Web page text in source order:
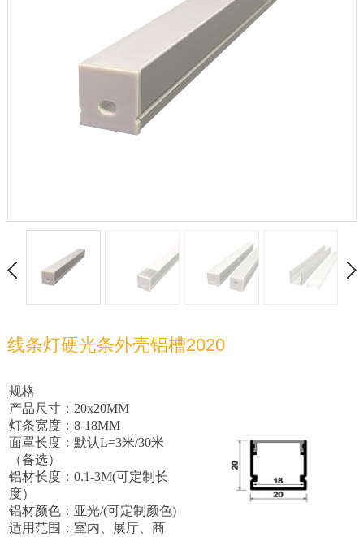
线条灯硬光条外壳铝槽2020
规格
产品尺寸：20x20MM
灯条宽度：8-18MM
面罩长度：默认L=3米/30米
（备选）
铝材长度：0.1-3M(可定制长
度）
铝材颜色：亚光/(可定制颜色)
适用范围：室内、展厅、商